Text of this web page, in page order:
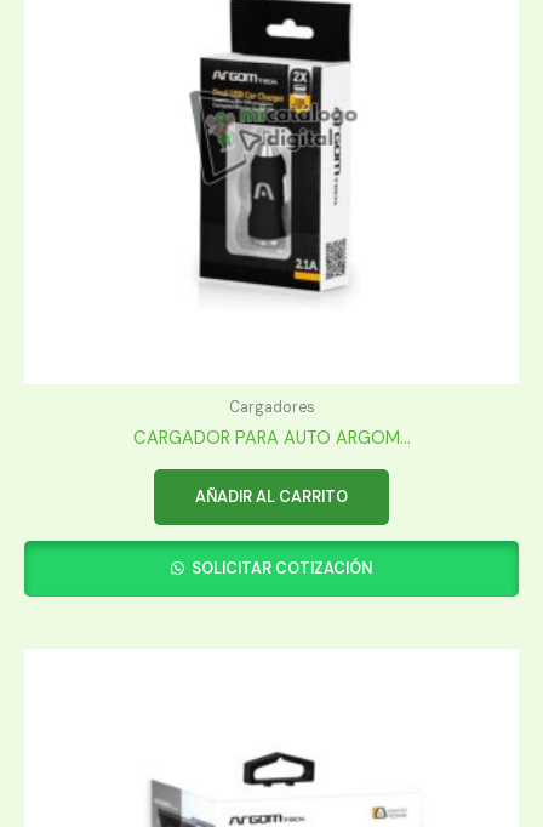
Cargadores
CARGADOR PARA AUTO ARGOM...
AÑADIR AL CARRITO
SOLICITAR COTIZACIÓN